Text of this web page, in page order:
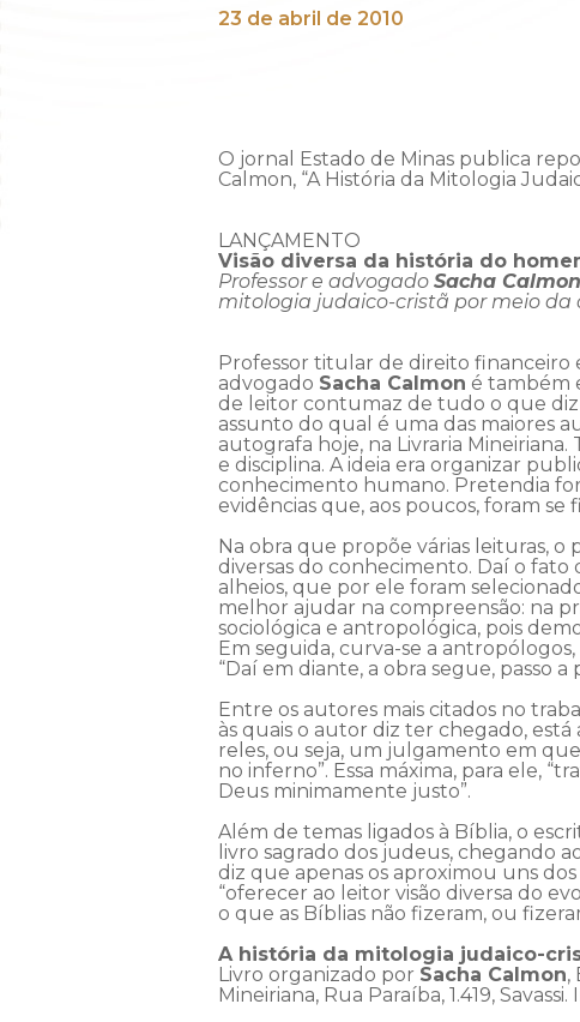
23 de abril de 2010
O jornal Estado de Minas publica
Calmon, “A História da Mitologia
LANÇAMENTO
Visão diversa da história do
Professor e advogado Sacha Calmon
mitologia judaico-cristã por meio da
Professor titular de direito financeiro
advogado Sacha Calmon é também
de leitor contumaz de tudo o que diz
assunto do qual é uma das maiores
autografa hoje, na Livraria
e disciplina. A ideia era organizar
conhecimento humano. Pretendia
evidências que, aos poucos, foram se
Na obra que propõe várias leituras, o
diversas do conhecimento. Daí o
alheios, que por ele foram
melhor ajudar na compreensão: na
sociológica e antropológica, pois
Em seguida, curva-se a
“Daí em diante, a obra segue, passo
Entre os autores mais citados no
às quais o autor diz ter chegado,
reles, ou seja, um julgamento em
no inferno”. Essa máxima, para ele,
Deus minimamente justo”.
Além de temas ligados à Bíblia, o
livro sagrado dos judeus, chegando
diz que apenas os aproximou uns
“oferecer ao leitor visão diversa do
o que as Bíblias não fizeram, ou
A história da mitologia judaico-
Livro organizado por Sacha Calmon,
Mineiriana, Rua Paraíba, 1.419,